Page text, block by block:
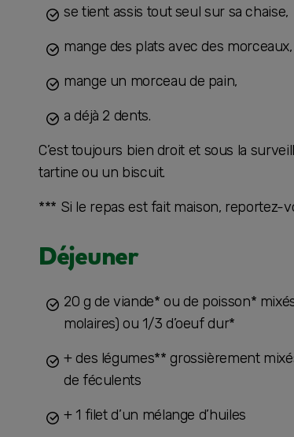
se tient assis tout seul sur sa chaise,
mange des plats avec des morceaux,
mange un morceau de pain,
a déjà 2 dents.
C’est toujours bien droit et sous la
tartine ou un biscuit.
*** Si le repas est fait maison, reportez-
Déjeuner
20 g de viande* ou de poisson*
molaires) ou 1/3 d’oeuf dur*
+ des légumes** grossièrement
de féculents
+ 1 filet d’un mélange d’huiles